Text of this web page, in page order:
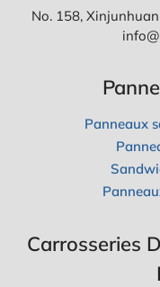
No. 158,
Panneaux
Carrosseries